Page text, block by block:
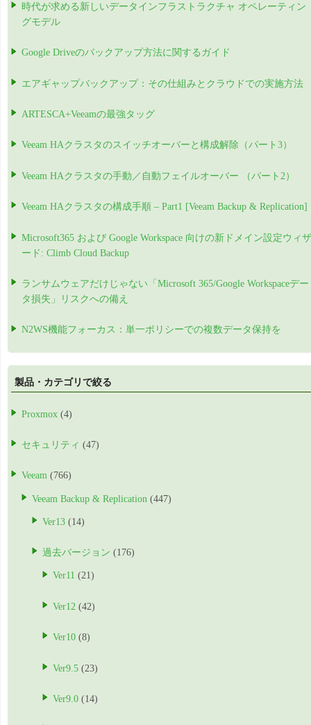
時代が求める新しいデータインフラストラクチャ オペレーティン
グモデル
Google Driveのバックアップ方法に関するガイド
エアギャップバックアップ：その仕組みとクラウドでの実施方法
ARTESCA+Veeamの最強タッグ
Veeam HAクラスタのスイッチオーバーと構成解除（パート3）
Veeam HAクラスタの手動／自動フェイルオーバー （パート2）
Veeam HAクラスタの構成手順 – Part1 [Veeam Backup & Replication]
Microsoft365 および Google Workspace 向けの新ドメイン設定ウィザ
ード: Climb Cloud Backup
ランサムウェアだけじゃない「Microsoft 365/Google Workspaceデー
タ損失」リスクへの備え
N2WS機能フォーカス：単一ポリシーでの複数データ保持を
製品・カテゴリで絞る
Proxmox (4)
セキュリティ (47)
Veeam (766)
Veeam Backup & Replication (447)
Ver13 (14)
過去バージョン (176)
Ver11 (21)
Ver12 (42)
Ver10 (8)
Ver9.5 (23)
Ver9.0 (14)